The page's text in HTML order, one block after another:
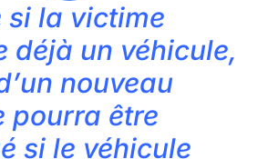
si la victime
déjà un véhicule,
nouveau
pourra être
si le véhicule